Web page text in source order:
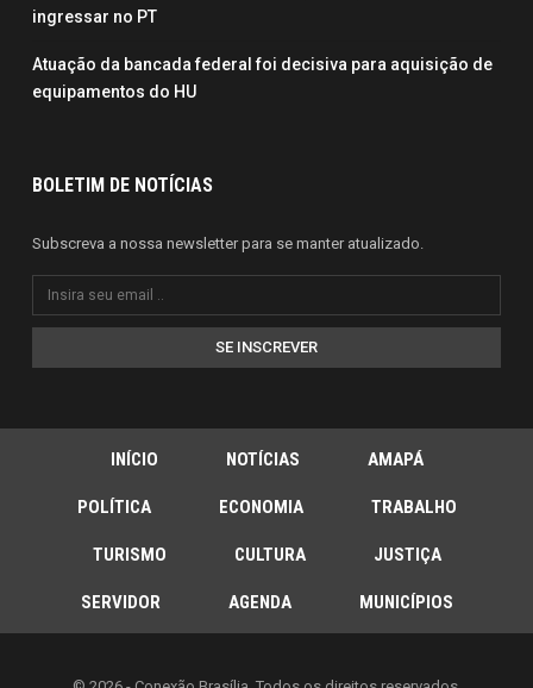
ingressar no PT
Atuação da bancada federal foi decisiva para aquisição de
equipamentos do HU
BOLETIM DE NOTÍCIAS
Subscreva a nossa newsletter para se manter atualizado.
SE INSCREVER
INÍCIO NOTÍCIAS AMAPÁ
POLÍTICA ECONOMIA TRABALHO
TURISMO CULTURA JUSTIÇA
SERVIDOR AGENDA MUNICÍPIOS